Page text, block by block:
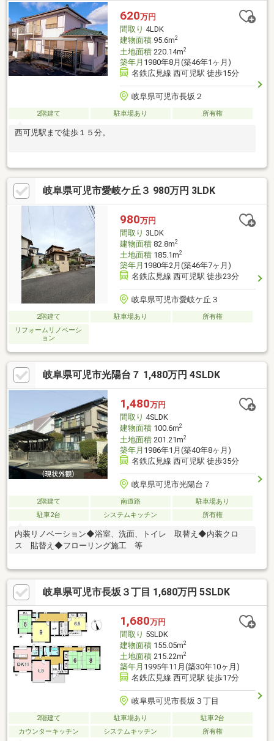
620万円
間取り 4LDK
建物面積95.6m2
土地面積220.14m2
築年月 1980年8月(築46年1ヶ月)
名鉄広見線 西可児駅 徒歩15分
岐阜県可児市長坂２
2階建て 駐車場あり 所有権
西可児駅まで徒歩１５分。
岐阜県可児市愛岐ケ丘３ 980万円 3LDK
980万円
間取り 3LDK
建物面積82.8m2
土地面積185.1m2
築年月 1980年2月(築46年7ヶ月)
名鉄広見線 西可児駅 徒歩23分
岐阜県可児市愛岐ケ丘３
2階建て 駐車場あり
所有権
リフォームリノベーシ
ョン
岐阜県可児市光陽台７ 1,480万円 4SLDK
1,480万円
間取り 4SLDK
建物面積100.6m2
土地面積201.21m2
築年月 1986年1月(築40年8ヶ月)
名鉄広見線 西可児駅 徒歩35分
岐阜県可児市光陽台７
2階建て 南道路
駐車場あり
駐車2台
システムキッチン 所有権
内装リノベーション◆浴室、洗面、トイレ 取替え◆内装クロ
ス 貼替え◆フローリング施工 等
岐阜県可児市長坂３丁目 1,680万円 5SLDK
1,680万円
間取り 5SLDK
建物面積155.05m2
土地面積215.22m2
築年月 1995年11月(築30年10ヶ月)
名鉄広見線 西可児駅 徒歩17分
岐阜県可児市長坂３丁目
2階建て 駐車場あり
駐車2台
カウンターキッチン
システムキッチン 所有権